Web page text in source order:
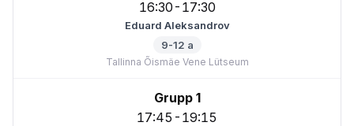
16:30-17:30
9-12 a
Eduard Aleksandrov
Tallinna Õismäe Vene Lütseum
17:45-19:15
Grupp 1